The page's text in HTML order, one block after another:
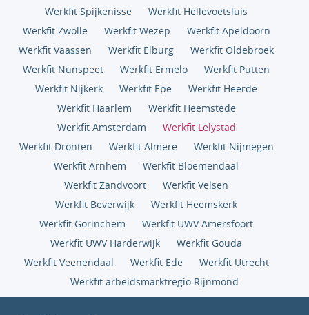
Werkfit Spijkenisse
Werkfit Hellevoetsluis
Werkfit Zwolle
Werkfit Wezep
Werkfit Apeldoorn
Werkfit Vaassen
Werkfit Elburg
Werkfit Oldebroek
Werkfit Nunspeet
Werkfit Ermelo
Werkfit Putten
Werkfit Nijkerk
Werkfit Epe
Werkfit Heerde
Werkfit Haarlem
Werkfit Heemstede
Werkfit Amsterdam
Werkfit Lelystad
Werkfit Dronten
Werkfit Almere
Werkfit Nijmegen
Werkfit Arnhem
Werkfit Bloemendaal
Werkfit Zandvoort
Werkfit Velsen
Werkfit Beverwijk
Werkfit Heemskerk
Werkfit Gorinchem
Werkfit UWV Amersfoort
Werkfit UWV Harderwijk
Werkfit Gouda
Werkfit Veenendaal
Werkfit Ede
Werkfit Utrecht
Werkfit arbeidsmarktregio Rijnmond